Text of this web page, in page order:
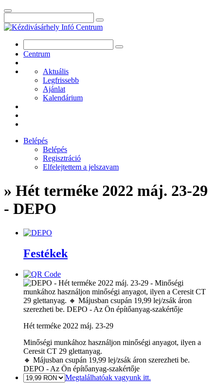
Centrum
Aktuális
Legfrissebb
Ajánlat
Kalendárium
Belépés
Belépés
Regisztráció
Elfelejtettem a jelszavam
» Hét terméke 2022 máj. 23-29
- DEPO
Festékek
Hét terméke 2022 máj. 23-29
Minőségi munkához használjon minőségi anyagot, ilyen a
Ceresit CT 29 glettanyag.
🔸 Májusban csupán 19,99 lej/zsák áron szerezheti be.
DEPO - Az Ön építőanyag-szakértője
Megtalálhatóak vagyunk itt.